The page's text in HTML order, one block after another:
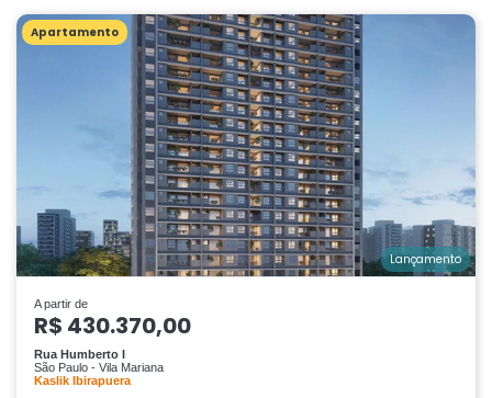
Apartamento
Lançamento
A partir de
R$ 430.370,00
Rua Humberto I
São Paulo - Vila Mariana
Kaslik Ibirapuera